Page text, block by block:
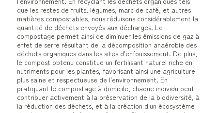
que les restes de fruits, légumes, marc de café, et autres
matières compostables, nous réduisons considérablement la
quantité de déchets envoyés aux décharges. Le
compostage permet ainsi de diminuer les émissions de gaz à
effet de serre résultant de la décomposition anaérobie des
déchets organiques dans les sites d'enfouissement. De plus,
le compost obtenu constitue un fertilisant naturel riche en
nutriments pour les plantes, favorisant ainsi une agriculture
plus saine et respectueuse de l'environnement. En
pratiquant le compostage à domicile, chaque individu peut
contribuer activement à la préservation de la biodiversité, à
la réduction des déchets, et à la création d'un écosystème